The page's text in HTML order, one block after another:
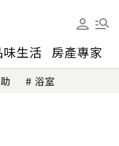
味生活 房產專家
浴室